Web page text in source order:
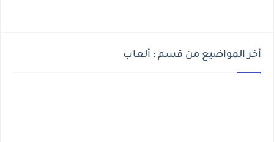
أخر المواضيع من قسم : ألعاب